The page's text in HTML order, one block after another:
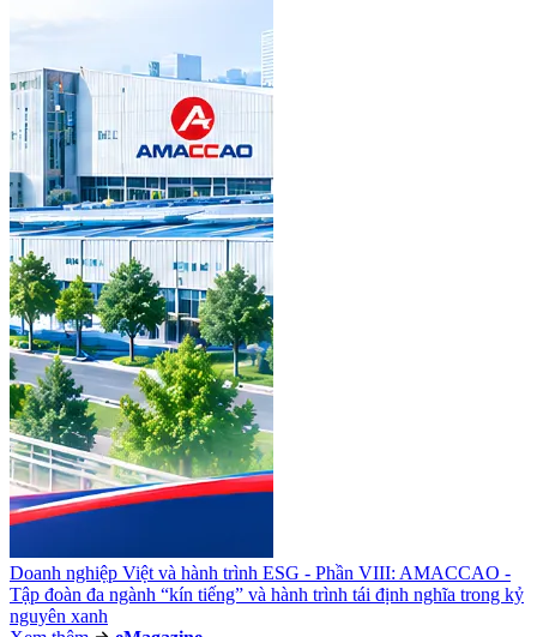
Doanh nghiệp Việt và hành trình ESG - Phần VIII: AMACCAO -
Tập đoàn đa ngành “kín tiếng” và hành trình tái định nghĩa trong kỷ
nguyên xanh